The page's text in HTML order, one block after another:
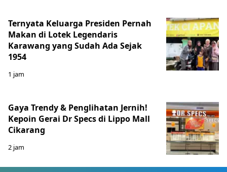
Ternyata Keluarga Presiden Pernah
Makan di Lotek Legendaris
Karawang yang Sudah Ada Sejak
1954
1 jam
Gaya Trendy & Penglihatan Jernih!
Kepoin Gerai Dr Specs di Lippo Mall
Cikarang
2 jam